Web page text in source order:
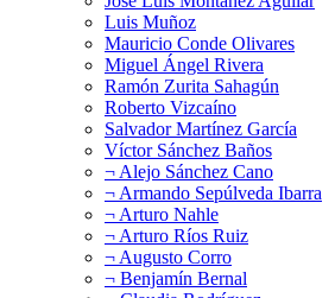
Luis Muñoz
Mauricio Conde Olivares
Miguel Ángel Rivera
Ramón Zurita Sahagún
Roberto Vizcaíno
Salvador Martínez García
Víctor Sánchez Baños
¬ Alejo Sánchez Cano
¬ Armando Sepúlveda Ibarra
¬ Arturo Nahle
¬ Arturo Ríos Ruiz
¬ Augusto Corro
¬ Benjamín Bernal